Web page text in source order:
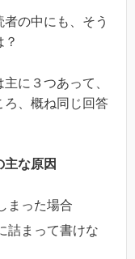
の中にも、そう
に３つあって、
ろ、概ね同じ回答
な原因
まった場合
詰まって書けな